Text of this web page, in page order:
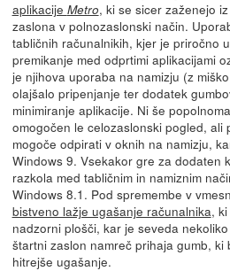
aplikacije Metro, ki se sicer zaženejo
zaslona v polnozaslonski način.
tabličnih računalnikih, kjer je priročno
premikanje med odprtimi aplikacijami
je njihova uporaba na namizju (z
olajšalo pripenjanje ter dodatek
minimiranje aplikacije. Ni še
omogočen le celozaslonski pogled, ali
mogoče odpirati v oknih na namizju,
Windows 9. Vsekakor gre za dodaten
razkola med tabličnim in namiznim
Windows 8.1. Pod spremembe v
bistveno lažje ugašanje računalnika,
nadzorni plošči, kar je seveda
štartni zaslon namreč prihaja gumb, ki
hitrejše ugašanje.